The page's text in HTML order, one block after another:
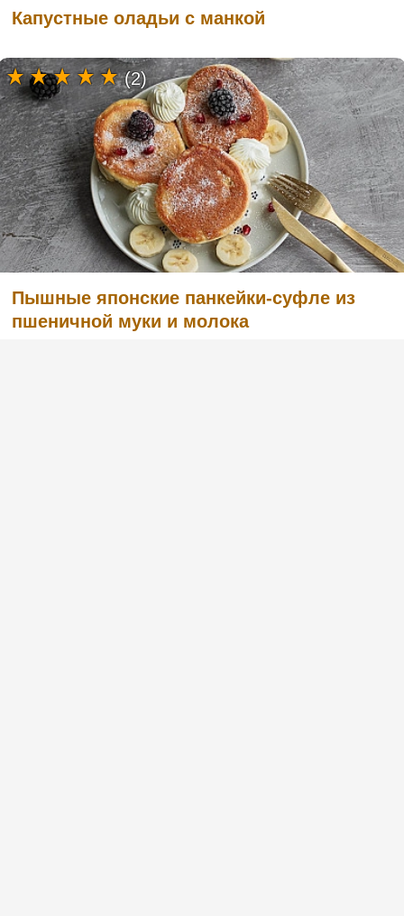
Капустные оладьи с манкой
Пышные японские панкейки-суфле из
пшеничной муки и молока
(2)